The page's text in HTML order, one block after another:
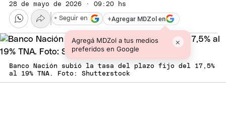
28 de mayo de 2026 · 09:20 hs
+Agregar MDZol en
Agregá MDZol a tus medios
preferidos en Google
×
+ Seguir en
Banco Nación subió la tasa del plazo fijo del 17,5%
al 19% TNA. Foto: Shutterstock